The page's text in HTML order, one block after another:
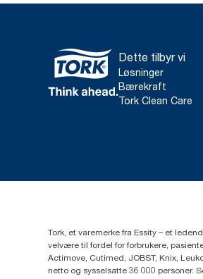
Dette tilbyr vi
Løsninger
Bærekraft
Tork Clean Care
Tork, et varemerke fra Essity – et
velvære til fordel for forbrukere,
Actimove, Cutimed, JOBST, Knix,
netto og sysselsatte 36 000 personer.